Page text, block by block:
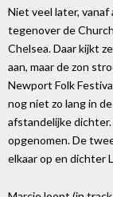
Niet veel later,
tegenover de
Chelsea. Daar kijkt
aan, maar de zon
Newport Folk
nog niet zo lang in
afstandelijke dichter.
opgenomen. De
elkaar op en dichter